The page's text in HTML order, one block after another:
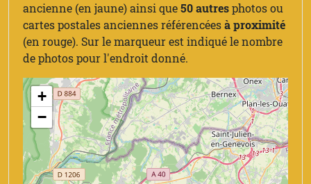
ancienne (en jaune) ainsi que50 autresphotos ou
cartes postales anciennes référencéesà proximité
(en rouge). Sur le marqueur est indiqué le nombre
de photos pour l'endroit donné.
+
−